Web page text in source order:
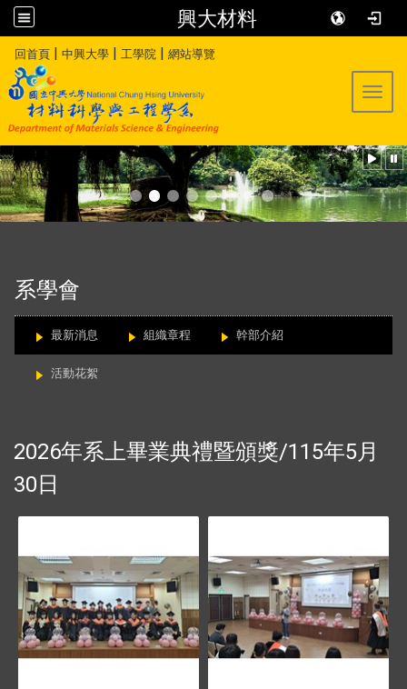
興大材料
回首頁 | 中興大學 | 工學院 | 網站導覽
系學會
最新消息 組織章程 幹部介紹
活動花絮
2026年系上畢業典禮暨頒獎/115年5月
30日